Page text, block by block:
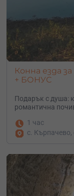
Конна езда
+ БОНУС
Подарък с душа:
романтична
1 час
с.